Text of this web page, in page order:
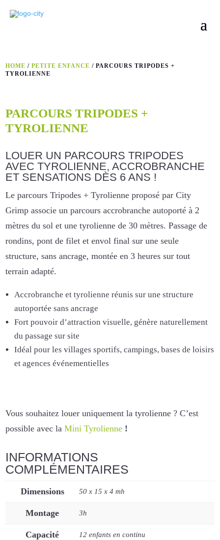
HOME /PETITE ENFANCE / PARCOURS TRIPODES +
TYROLIENNE
PARCOURS TRIPODES +
TYROLIENNE
LOUER UN PARCOURS TRIPODES
AVEC TYROLIENNE, ACCROBRANCHE
ET SENSATIONS DÈS 6 ANS !
Le parcours Tripodes + Tyrolienne proposé par City
Grimp associe un parcours accrobranche autoporté à 2
mètres du sol et une tyrolienne de 30 mètres. Passage de
rondins, pont de filet et envol final sur une seule
structure, sans ancrage, montée en 3 heures sur tout
terrain adapté.
Accrobranche et tyrolienne réunis sur une structure
autoportée sans ancrage
Fort pouvoir d’attraction visuelle, génère naturellement
du passage sur site
Idéal pour les villages sportifs, campings, bases de loisirs
et agences événementielles
Vous souhaitez louer uniquement la tyrolienne ? C’est
possible avec laMini Tyrolienne !
INFORMATIONS
COMPLÉMENTAIRES
Dimensions 50 x 15 x 4 mh
Montage 3h
Capacité 12 enfants en continu